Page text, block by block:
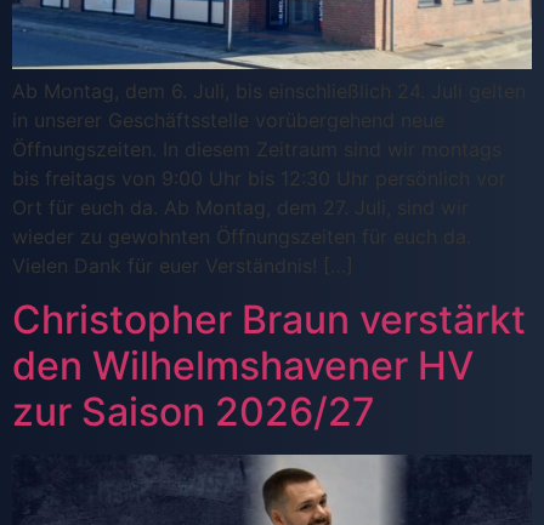
Ab Montag, dem 6. Juli, bis einschließlich 24. Juli gelten
in unserer Geschäftsstelle vorübergehend neue
Öffnungszeiten. In diesem Zeitraum sind wir montags
bis freitags von 9:00 Uhr bis 12:30 Uhr persönlich vor
Ort für euch da. Ab Montag, dem 27. Juli, sind wir
wieder zu gewohnten Öffnungszeiten für euch da.
Vielen Dank für euer Verständnis! […]
Christopher Braun verstärkt
den Wilhelmshavener HV
zur Saison 2026/27